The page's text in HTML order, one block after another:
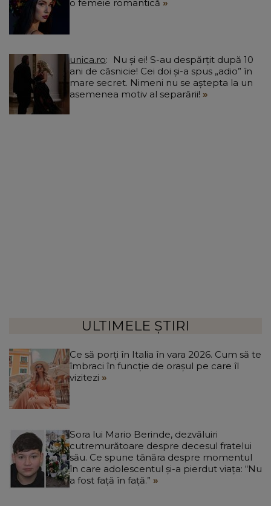
o femeie romantică
unica.ro
ani de căsnicie! Cei doi și-a spus „adio” în
mare secret. Nimeni nu se aștepta la un
asemenea motiv al separării!
ULTIMELE ȘTIRI
Ce să porți în Italia în vara 2026. Cum să te
îmbraci în funcție de orașul pe care îl
vizitezi
Sora lui Mario Berinde, dezvăluiri
cutremurătoare despre decesul fratelui
său. Ce spune tânăra despre momentul
în care adolescentul și-a pierdut viața: “Nu
a fost față în față.”